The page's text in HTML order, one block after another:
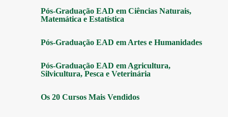
Pós-Graduação EAD em Ciências Naturais,
Matemática e Estatística
Pós-Graduação EAD em Artes e Humanidades
Pós-Graduação EAD em Agricultura,
Silvicultura, Pesca e Veterinária
Os 20 Cursos Mais Vendidos